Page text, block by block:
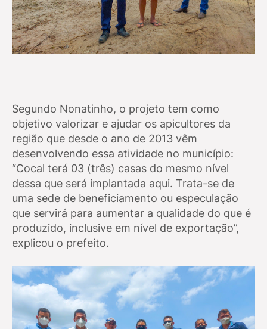
Segundo Nonatinho, o projeto tem como
objetivo valorizar e ajudar os apicultores da
região que desde o ano de 2013 vêm
desenvolvendo essa atividade no município:
“Cocal terá 03 (três) casas do mesmo nível
dessa que será implantada aqui. Trata-se de
uma sede de beneficiamento ou especulação
que servirá para aumentar a qualidade do que é
produzido, inclusive em nível de exportação”,
explicou o prefeito.